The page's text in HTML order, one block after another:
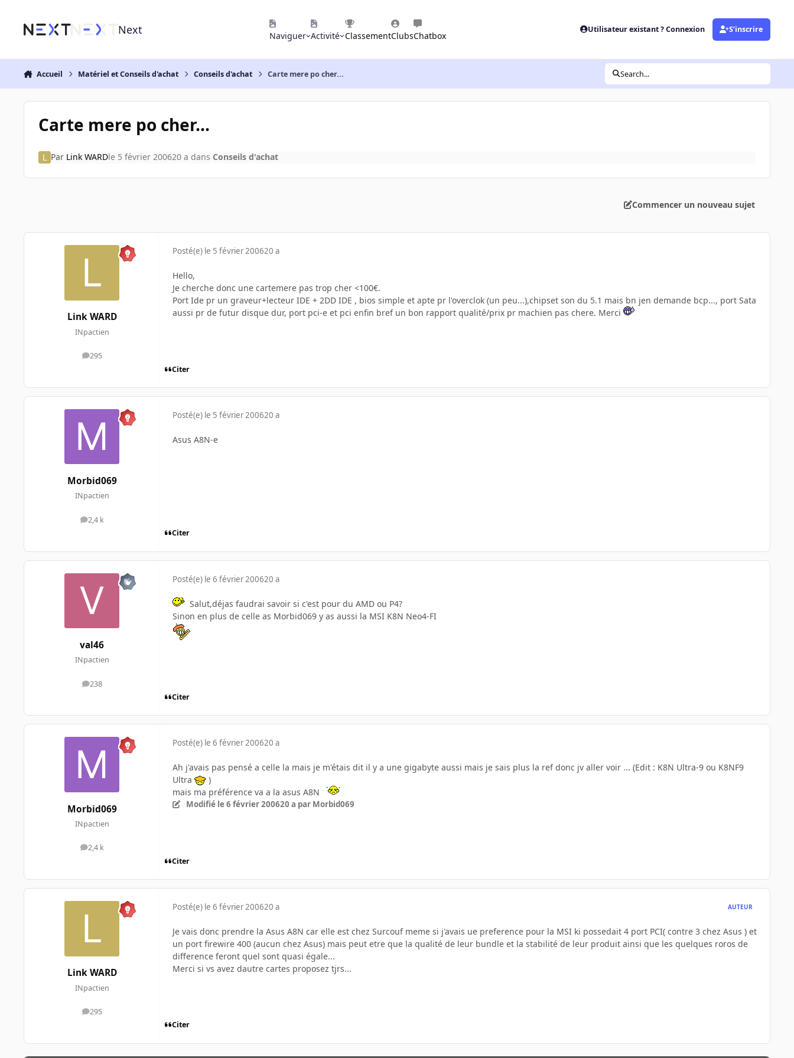
Next Naviguer Activité ClassementClubsChatbox
Utilisateur existant ? Connexion S’inscrire
Accueil Matériel et Conseils d'achat Conseils d'achat Carte mere po cher... Search...
Carte mere po cher...
Par Link WARDle 5 février 200620 a dans Conseils d'achat
Commencer un nouveau sujet
Link WARD
INpactien
295
messages
Posté(e) le 5 février 200620 a
Hello,
Je cherche donc une cartemere pas trop cher <100€.
Port Ide pr un graveur+lecteur IDE + 2DD IDE , bios simple et apte pr l'overclok (un peu...),chipset son du 5.1 mais bn jen demande bcp..., port Sata
aussi pr de futur disque dur, port pci-e et pci enfin bref un bon rapport qualité/prix pr machien pas chere. Merci
Citer
Morbid069
INpactien
2,4 k
messages
Posté(e) le 5 février 200620 a
Asus A8N-e
Citer
val46
INpactien
238
messages
Posté(e) le 6 février 200620 a
Salut,déjas faudrai savoir si c'est pour du AMD ou P4?
Sinon en plus de celle as Morbid069 y as aussi la MSI K8N Neo4-FI
Citer
Morbid069
INpactien
2,4 k
messages
Posté(e) le 6 février 200620 a
Ah j'avais pas pensé a celle la mais je m'étais dit il y a une gigabyte aussi mais je sais plus la ref donc jv aller voir ... (Edit : K8N Ultra-9 ou K8NF9
Ultra
)
mais ma préférence va a la asus A8N
Modifié le 6 février 200620 a par Morbid069
Citer
Link WARD
INpactien
295
messages
Posté(e) le 6 février 200620 a AUTEUR
Je vais donc prendre la Asus A8N car elle est chez Surcouf meme si j'avais ue preference pour la MSI ki possedait 4 port PCI( contre 3 chez Asus ) et
un port firewire 400 (aucun chez Asus) mais peut etre que la qualité de leur bundle et la stabilité de leur produit ainsi que les quelques roros de
difference feront quel sont quasi égale...
Merci si vs avez dautre cartes proposez tjrs...
Citer